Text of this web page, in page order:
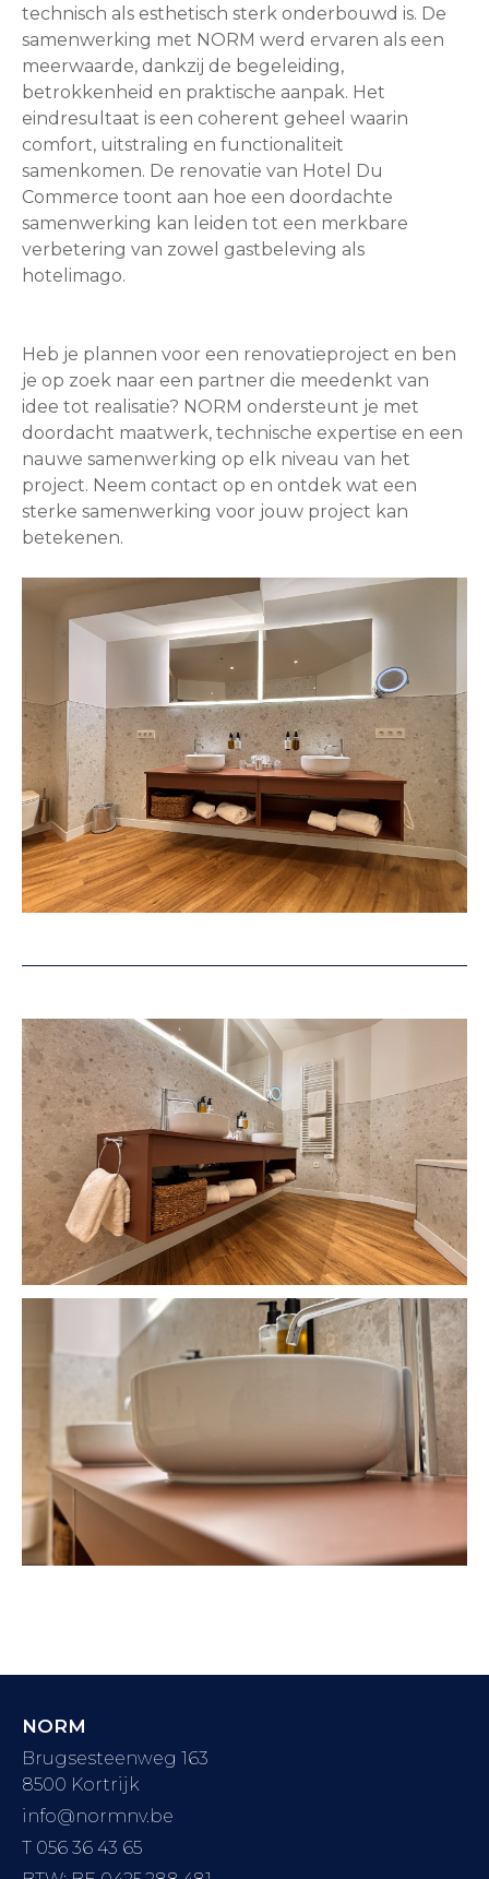
technisch als esthetisch sterk onderbouwd is. De
samenwerking met NORM werd ervaren als een
meerwaarde, dankzij de begeleiding,
betrokkenheid en praktische aanpak. Het
eindresultaat is een coherent geheel waarin
comfort, uitstraling en functionaliteit
samenkomen. De renovatie van Hotel Du
Commerce toont aan hoe een doordachte
samenwerking kan leiden tot een merkbare
verbetering van zowel gastbeleving als
hotelimago.
Heb je plannen voor een renovatieproject en ben
je op zoek naar een partner die meedenkt van
idee tot realisatie? NORM ondersteunt je met
doordacht maatwerk, technische expertise en een
nauwe samenwerking op elk niveau van het
project. Neem contact op en ontdek wat een
sterke samenwerking voor jouw project kan
betekenen.
NORM
Brugsesteenweg 163
8500 Kortrijk
info@normnv.be
T 056 36 43 65